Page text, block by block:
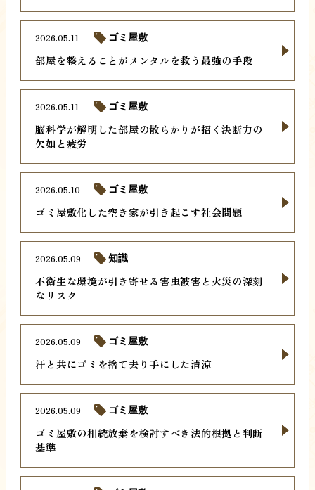
部屋を整えることがメンタルを救う最強の手段
2026.05.11 ゴミ屋敷
脳科学が解明した部屋の散らかりが招く決断力の
欠如と疲労
2026.05.11 ゴミ屋敷
ゴミ屋敷化した空き家が引き起こす社会問題
2026.05.10 ゴミ屋敷
不衛生な環境が引き寄せる害虫被害と火災の深刻
なリスク
2026.05.09 知識
汗と共にゴミを捨て去り手にした清涼
2026.05.09 ゴミ屋敷
ゴミ屋敷の相続放棄を検討すべき法的根拠と判断
基準
2026.05.09 ゴミ屋敷